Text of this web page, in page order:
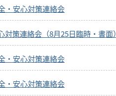
・安心対策連絡会
策連絡会（8月25日臨時・書面）
・安心対策連絡会
・安心対策連絡会